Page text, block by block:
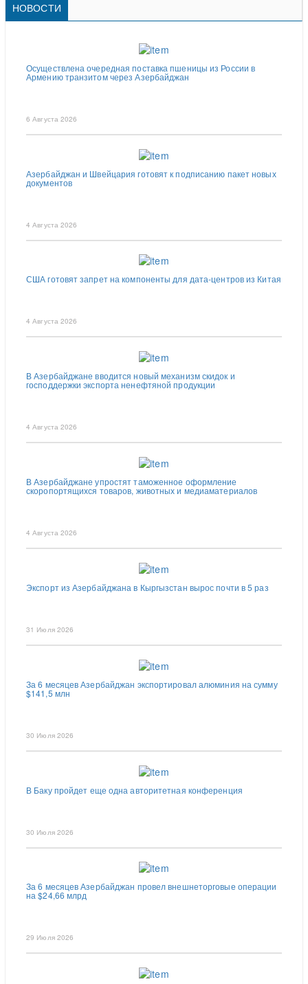
НОВОСТИ
Осуществлена очередная поставка пшеницы из России в
Армению транзитом через Азербайджан
6 Августа 2026
Азербайджан и Швейцария готовят к подписанию пакет новых
документов
4 Августа 2026
США готовят запрет на компоненты для дата-центров из Китая
4 Августа 2026
В Азербайджане вводится новый механизм скидок и
господдержки экспорта ненефтяной продукции
4 Августа 2026
В Азербайджане упростят таможенное оформление
скоропортящихся товаров, животных и медиаматериалов
4 Августа 2026
Экспорт из Азербайджана в Кыргызстан вырос почти в 5 раз
31 Июля 2026
За 6 месяцев Азербайджан экспортировал алюминия на сумму
$141,5 млн
30 Июля 2026
В Баку пройдет еще одна авторитетная конференция
30 Июля 2026
За 6 месяцев Азербайджан провел внешнеторговые операции
на $24,66 млрд
29 Июля 2026